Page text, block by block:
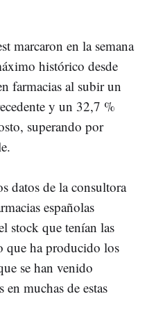
marcaron en la semana
histórico desde
farmacias al subir un
y un 32,7 %
superando por
datos de la consultora
españolas
stock que tenían las
que ha producido los
se han venido
muchas de estas